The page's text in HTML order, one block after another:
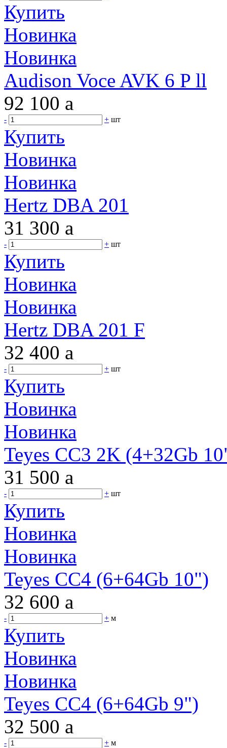
Купить
Новинка
Новинка
Audison Voce AVK 6 P ll
92 100 a
- + шт
Купить
Новинка
Новинка
Hertz DBA 201
31 300 a
- + шт
Купить
Новинка
Новинка
Hertz DBA 201 F
32 400 a
- + шт
Купить
Новинка
Новинка
Teyes CC3 2K (4+32Gb
31 500 a
- + шт
Купить
Новинка
Новинка
Teyes CC4 (6+64Gb 10")
32 600 a
- + м
Купить
Новинка
Новинка
Teyes CC4 (6+64Gb 9")
32 500 a
- + м